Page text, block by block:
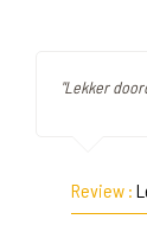
"Lekker
Review :